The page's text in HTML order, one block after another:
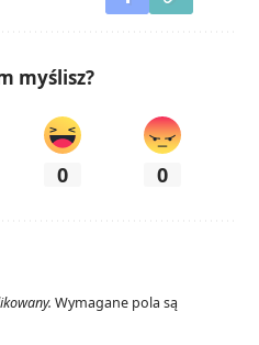
myślisz?
0 0
Wymagane pola są